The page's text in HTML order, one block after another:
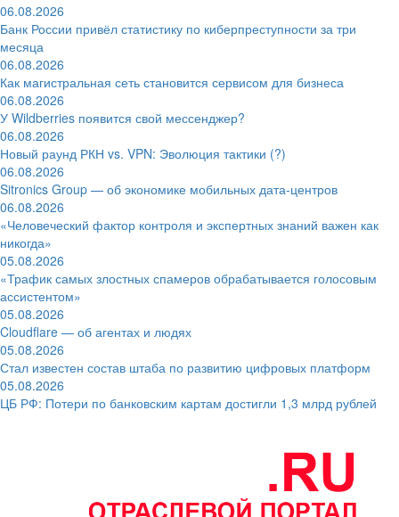
06.08.2026
Банк России привёл статистику по киберпреступности за три
месяца
06.08.2026
Как магистральная сеть становится сервисом для бизнеса
06.08.2026
У Wildberries появится свой мессенджер?
06.08.2026
Новый раунд РКН vs. VPN: Эволюция тактики (?)
06.08.2026
Sitronics Group — об экономике мобильных дата-центров
06.08.2026
«Человеческий фактор контроля и экспертных знаний важен как
никогда»
05.08.2026
«Трафик самых злостных спамеров обрабатывается голосовым
ассистентом»
05.08.2026
Cloudflare — об агентах и людях
05.08.2026
Стал известен состав штаба по развитию цифровых платформ
05.08.2026
ЦБ РФ: Потери по банковским картам достигли 1,3 млрд рублей